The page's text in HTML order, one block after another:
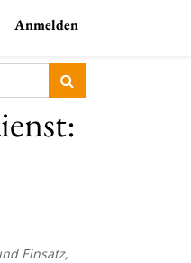
Anmelden
Einsatz,